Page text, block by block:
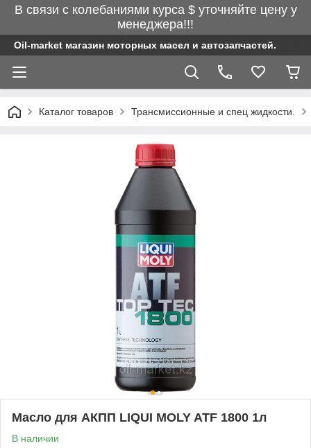
В связи с колебаниями курса $ уточняйте цену у
менеджера!!!
Oil-market магазин моторных масел и автозапчастей.
Каталог товаров Трансмиссионные и спец жидкости.
Масло для АКПП LIQUI MOLY ATF 1800 1л
В наличии